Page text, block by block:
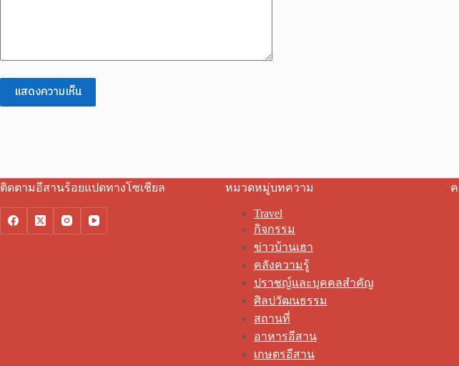
แสดงความเห็น
ติดตามอีสานร้อยแปดทางโซเชียล หมวดหมู่บทความ
Travel
กิจกรรม
ข่าวบ้านเฮา
คลังความรู้
ปราชญ์และบุคคลสำคัญ
ศิลปวัฒนธรรม
สถานที่
อาหารอีสาน
เกษตรอีสาน